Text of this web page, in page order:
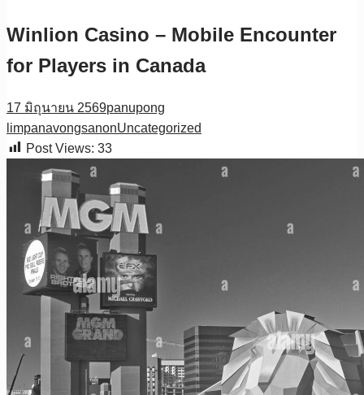
Winlion Casino – Mobile Encounter
for Players in Canada
17 มิถุนายน 2569panupong
limpanavongsanonUncategorized
Post Views: 33